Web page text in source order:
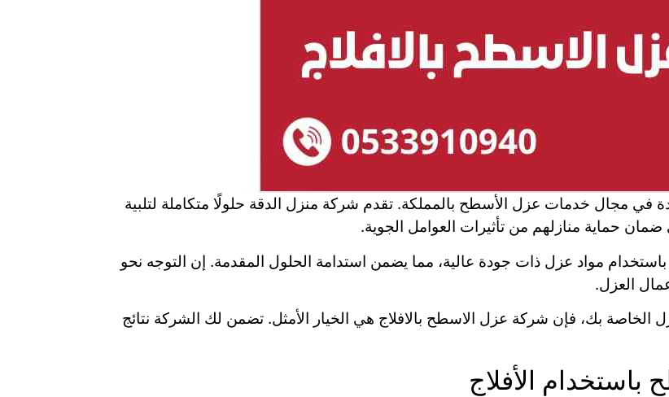
في مجال خدمات عزل الأسطح بالمملكة. تقدم شركة منزل الدقة حلولًا متكاملة لتلبية
حماية منازلهم من تأثيرات العوامل الجوية.
مواد عزل ذات جودة عالية، مما يضمن استدامة الحلول المقدمة. إن التوجه نحو
العزل.
الخاصة بك، فإن شركة عزل الاسطح بالافلاج هي الخيار الأمثل. تضمن لك الشركة نتائج
الأفلاج